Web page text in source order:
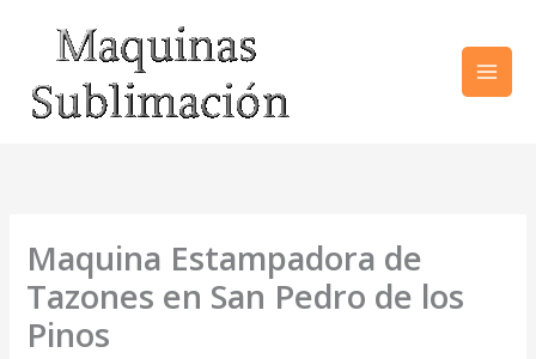
contenido
Maquina Estampadora de
Tazones en San Pedro de los
Pinos